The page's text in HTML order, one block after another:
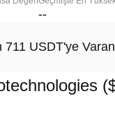
--
711 USDT'ye